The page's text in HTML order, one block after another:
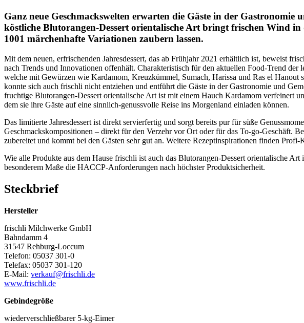
Ganz neue Geschmackswelten erwarten die Gäste in der
köstliche Blutorangen-Dessert orientalische Art bringt frischen Wind
1001 märchenhafte Variationen zaubern lassen.
Mit dem neuen, erfrischenden Jahresdessert, das ab Frühjahr 2021 erhältlich ist, beweist
nach Trends und Innovationen offenhält. Charakteristisch für den aktuellen Food-Trend
welche mit Gewürzen wie Kardamom, Kreuzkümmel, Sumach, Harissa und Ras el
konnte sich auch frischli nicht entziehen und entführt die Gäste in der Gastronomie und
fruchtige Blutorangen-Dessert orientalische Art ist mit einem Hauch Kardamom verfeinert
dem sie ihre Gäste auf eine sinnlich-genussvolle Reise ins Morgenland einladen können.
Das limitierte Jahresdessert ist direkt servierfertig und sorgt bereits pur für süße
Geschmackskompositionen – direkt für den Verzehr vor Ort oder für das To-go-Geschäft.
zubereitet und kommt bei den Gästen sehr gut an. Weitere Rezeptinspirationen finden
Wie alle Produkte aus dem Hause frischli ist auch das Blutorangen-Dessert orientalische
besonderem Maße die HACCP-Anforderungen nach höchster Produktsicherheit.
Steckbrief
Hersteller
frischli Milchwerke GmbH
Bahndamm 4
31547 Rehburg-Loccum
Telefon: 05037 301-0
Telefax: 05037 301-120
E-Mail: verkauf@frischli.de
www.frischli.de
Gebindegröße
wiederverschließbarer 5-kg-Eimer